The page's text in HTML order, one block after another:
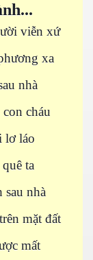
viễn xứ
xa
nhà
cháu
lơ láo
ta
sau nhà
mặt đất
mất